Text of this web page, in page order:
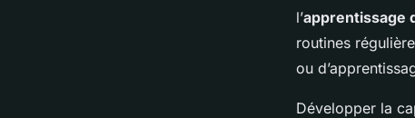
l’apprentissage
routines
ou
Développer la